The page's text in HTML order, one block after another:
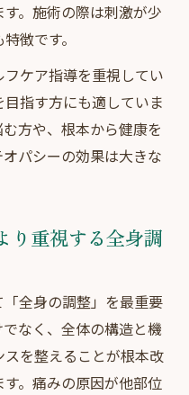
。施術の際は刺激が少
徴です。
ケア指導を重視してい
指す方にも適していま
方や、根本から健康を
パシーの効果は大きな
り重視する全身調
全身の調整」を最重要
なく、全体の構造と機
を整えることが根本改
。痛みの原因が他部位